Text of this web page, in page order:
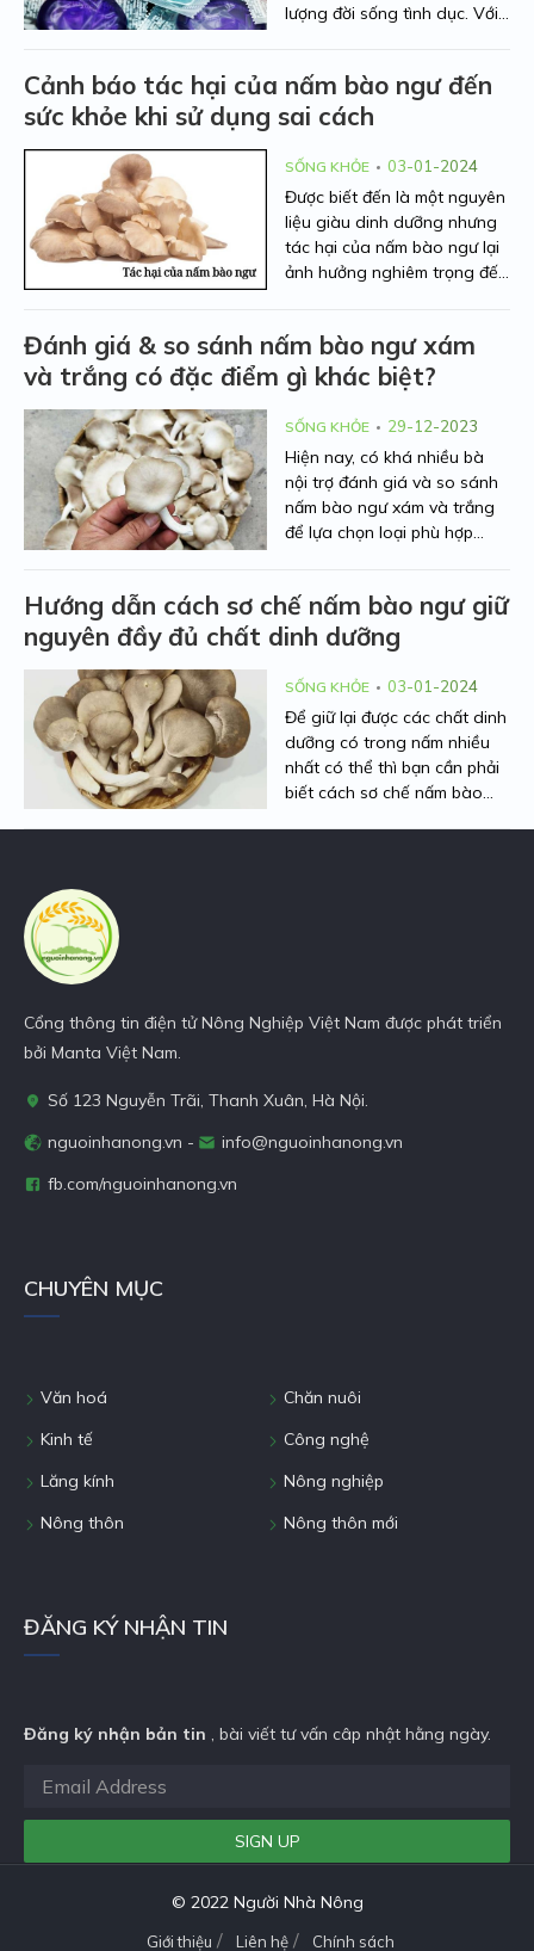
lượng đời sống tình dục. Với
rất nhiều dòng sản phẩm với
tính năng đa dạng như siêu
gai hay cao cấp không latex.
Vậy đâu là những loại bao
cao su được ưa chuộng nhất
hiện nay? Cùng tìm hiểu chi
tiết ngay dưới đây.
Cảnh báo tác hại của nấm bào ngư đến
sức khỏe khi sử dụng sai cách
SỐNG KHỎE 03-01-2024
Được biết đến là một nguyên
liệu giàu dinh dưỡng nhưng
tác hại của nấm bào ngư lại
ảnh hưởng nghiêm trọng đến
Người Nhà Nông sẽ chia sẻ
chi tiết hơn về tác hại và đưa
ra một số phương pháp sử
dụng nấm bào ngư an toàn.
Cùng theo dõi nhé!
Đánh giá & so sánh nấm bào ngư xám
và trắng có đặc điểm gì khác biệt?
SỐNG KHỎE 29-12-2023
Hiện nay, có khá nhiều bà
nội trợ đánh giá và so sánh
nấm bào ngư xám và trắng
để lựa chọn loại phù hợp
đưa ra những thông tin về
đặc điểm, hình dạng và giá
trị dinh dưỡng của hai loại
nấm bào ngư này dưới bài
viết dưới đây.
Hướng dẫn cách sơ chế nấm bào ngư giữ
nguyên đầy đủ chất dinh dưỡng
SỐNG KHỎE 03-01-2024
Để giữ lại được các chất dinh
dưỡng có trong nấm nhiều
nhất có thể thì bạn cần phải
biết cách sơ chế nấm bào
Cổng thông tin điện tử Nông Nghiệp Việt Nam được phát triển
bởi Manta Việt Nam.
Số 123 Nguyễn Trãi, Thanh Xuân, Hà Nội.
nguoinhanong.vn -
info@nguoinhanong.vn
fb.com/nguoinhanong.vn
CHUYÊN MỤC
Văn hoá
Chăn nuôi
Kinh tế
Công nghệ
Lăng kính
Nông nghiệp
Nông thôn
Nông thôn mới
ĐĂNG KÝ NHẬN TIN
Đăng ký nhận bản tin , bài viết tư vấn câp nhật hằng ngày.
© 2022 Người Nhà Nông
Giới thiệu Liên hệ Chính sách